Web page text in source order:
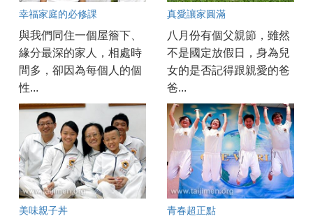
幸福家庭的必修課
與我們同住一個屋簷下、
緣分最深的家人，相處時
間多，卻因為每個人的個
性...
真愛讓家圓滿
八月份有個父親節，雖然
不是國定放假日，身為兒
女的是否記得跟親愛的爸
爸...
美味親子丼 青春超正點